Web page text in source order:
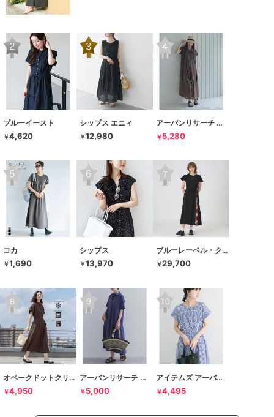
ブルーイースト
￥4,620
シップス エニィ
￥12,980
アーバンリサーチ サニーレーベル
￥ 5,280
コカ
￥1,690
シップス
￥13,970
ブルーレーベル・クレストブリッジ
￥29,700
オペークドットクリップ
￥4,950
アーバンリサーチ ドアーズ
￥ 5,000
アイテムズ アーバンリサーチ
￥4,495